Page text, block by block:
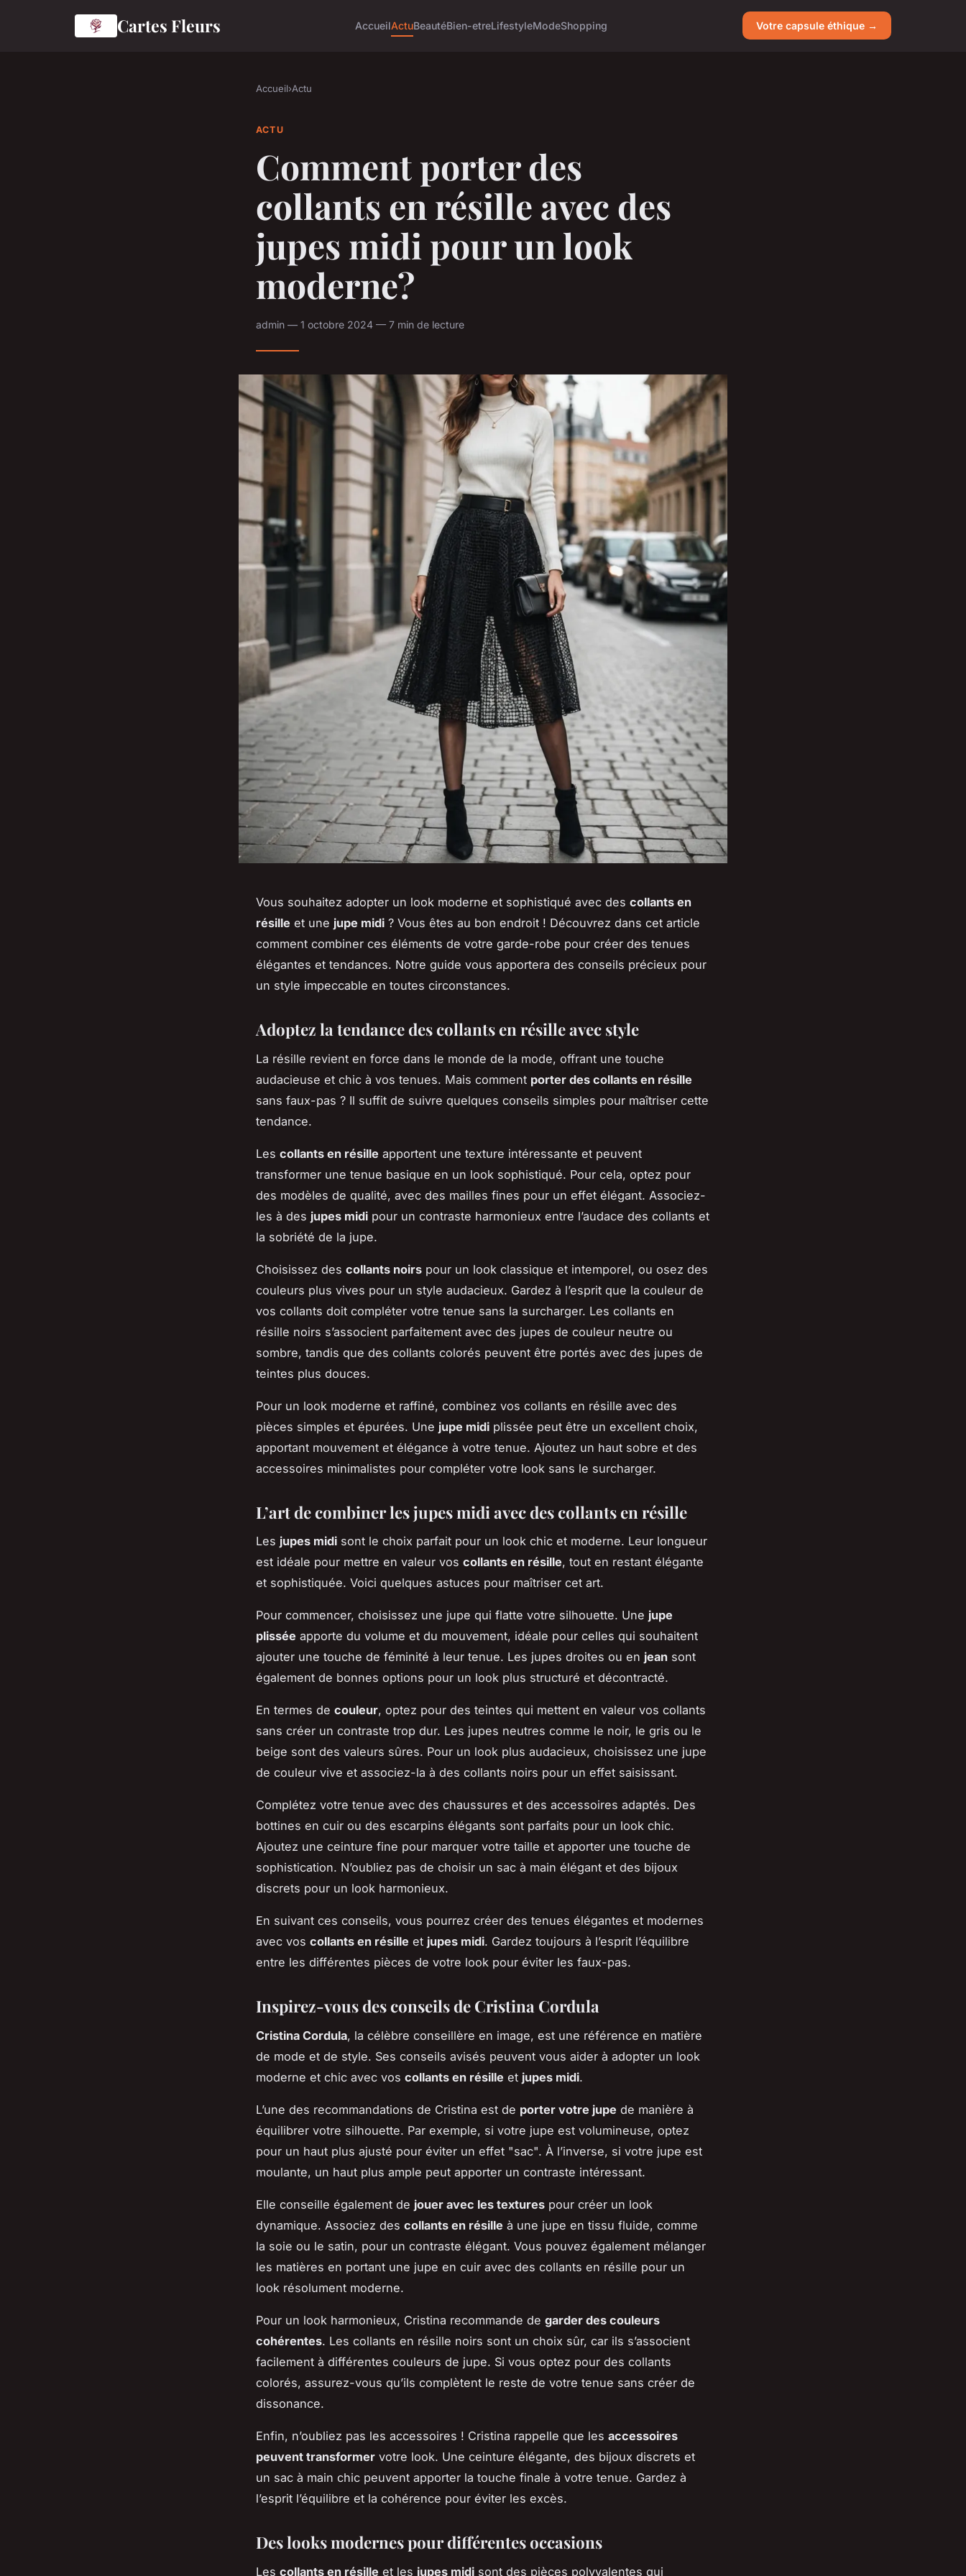
Cartes Fleurs AccueilActuBeautéBien-etreLifestyleModeShopping Votre capsule éthique →
Accueil›Actu
ACTU
Comment porter des
collants en résille avec des
jupes midi pour un look
moderne?
admin — 1 octobre 2024 — 7 min de lecture
Vous souhaitez adopter un look moderne et sophistiqué avec des collants en
résille et une jupe midi ? Vous êtes au bon endroit ! Découvrez dans cet article
comment combiner ces éléments de votre garde-robe pour créer des tenues
élégantes et tendances. Notre guide vous apportera des conseils précieux pour
un style impeccable en toutes circonstances.
Adoptez la tendance des collants en résille avec style
La résille revient en force dans le monde de la mode, offrant une touche
audacieuse et chic à vos tenues. Mais comment porter des collants en résille
sans faux-pas ? Il suffit de suivre quelques conseils simples pour maîtriser cette
tendance.
Les collants en résille apportent une texture intéressante et peuvent
transformer une tenue basique en un look sophistiqué. Pour cela, optez pour
des modèles de qualité, avec des mailles fines pour un effet élégant. Associez-
les à des jupes midi pour un contraste harmonieux entre l’audace des collants et
la sobriété de la jupe.
Choisissez des collants noirs pour un look classique et intemporel, ou osez des
couleurs plus vives pour un style audacieux. Gardez à l’esprit que la couleur de
vos collants doit compléter votre tenue sans la surcharger. Les collants en
résille noirs s’associent parfaitement avec des jupes de couleur neutre ou
sombre, tandis que des collants colorés peuvent être portés avec des jupes de
teintes plus douces.
Pour un look moderne et raffiné, combinez vos collants en résille avec des
pièces simples et épurées. Une jupe midi plissée peut être un excellent choix,
apportant mouvement et élégance à votre tenue. Ajoutez un haut sobre et des
accessoires minimalistes pour compléter votre look sans le surcharger.
L’art de combiner les jupes midi avec des collants en résille
Les jupes midi sont le choix parfait pour un look chic et moderne. Leur longueur
est idéale pour mettre en valeur vos collants en résille, tout en restant élégante
et sophistiquée. Voici quelques astuces pour maîtriser cet art.
Pour commencer, choisissez une jupe qui flatte votre silhouette. Une jupe
plissée apporte du volume et du mouvement, idéale pour celles qui souhaitent
ajouter une touche de féminité à leur tenue. Les jupes droites ou en jean sont
également de bonnes options pour un look plus structuré et décontracté.
En termes de couleur, optez pour des teintes qui mettent en valeur vos collants
sans créer un contraste trop dur. Les jupes neutres comme le noir, le gris ou le
beige sont des valeurs sûres. Pour un look plus audacieux, choisissez une jupe
de couleur vive et associez-la à des collants noirs pour un effet saisissant.
Complétez votre tenue avec des chaussures et des accessoires adaptés. Des
bottines en cuir ou des escarpins élégants sont parfaits pour un look chic.
Ajoutez une ceinture fine pour marquer votre taille et apporter une touche de
sophistication. N’oubliez pas de choisir un sac à main élégant et des bijoux
discrets pour un look harmonieux.
En suivant ces conseils, vous pourrez créer des tenues élégantes et modernes
avec vos collants en résille et jupes midi. Gardez toujours à l’esprit l’équilibre
entre les différentes pièces de votre look pour éviter les faux-pas.
Inspirez-vous des conseils de Cristina Cordula
Cristina Cordula, la célèbre conseillère en image, est une référence en matière
de mode et de style. Ses conseils avisés peuvent vous aider à adopter un look
moderne et chic avec vos collants en résille et jupes midi.
L’une des recommandations de Cristina est de porter votre jupe de manière à
équilibrer votre silhouette. Par exemple, si votre jupe est volumineuse, optez
pour un haut plus ajusté pour éviter un effet "sac". À l’inverse, si votre jupe est
moulante, un haut plus ample peut apporter un contraste intéressant.
Elle conseille également de jouer avec les textures pour créer un look
dynamique. Associez des collants en résille à une jupe en tissu fluide, comme
la soie ou le satin, pour un contraste élégant. Vous pouvez également mélanger
les matières en portant une jupe en cuir avec des collants en résille pour un
look résolument moderne.
Pour un look harmonieux, Cristina recommande de garder des couleurs
cohérentes. Les collants en résille noirs sont un choix sûr, car ils s’associent
facilement à différentes couleurs de jupe. Si vous optez pour des collants
colorés, assurez-vous qu’ils complètent le reste de votre tenue sans créer de
dissonance.
Enfin, n’oubliez pas les accessoires ! Cristina rappelle que les accessoires
peuvent transformer votre look. Une ceinture élégante, des bijoux discrets et
un sac à main chic peuvent apporter la touche finale à votre tenue. Gardez à
l’esprit l’équilibre et la cohérence pour éviter les excès.
Des looks modernes pour différentes occasions
Les collants en résille et les jupes midi sont des pièces polyvalentes qui